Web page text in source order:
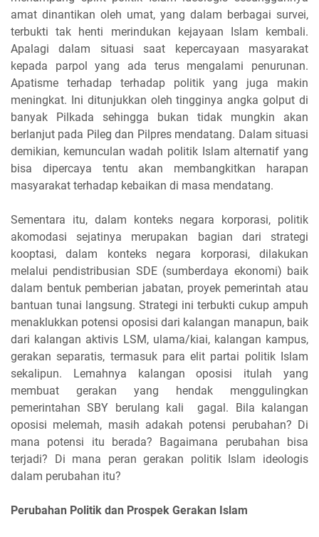
amat dinantikan oleh umat, yang dalam berbagai survei,
terbukti tak henti merindukan kejayaan Islam kembali.
Apalagi dalam situasi saat kepercayaan masyarakat
kepada parpol yang ada terus mengalami penurunan.
Apatisme terhadap terhadap politik yang juga makin
meningkat. Ini ditunjukkan oleh tingginya angka golput di
banyak Pilkada sehingga bukan tidak mungkin akan
berlanjut pada Pileg dan Pilpres mendatang. Dalam situasi
demikian, kemunculan wadah politik Islam alternatif yang
bisa dipercaya tentu akan membangkitkan harapan
masyarakat terhadap kebaikan di masa mendatang.
Sementara itu, dalam konteks negara korporasi, politik
akomodasi sejatinya merupakan bagian dari strategi
kooptasi, dalam konteks negara korporasi, dilakukan
melalui pendistribusian SDE (sumberdaya ekonomi) baik
dalam bentuk pemberian jabatan, proyek pemerintah atau
bantuan tunai langsung. Strategi ini terbukti cukup ampuh
menaklukkan potensi oposisi dari kalangan manapun, baik
dari kalangan aktivis LSM, ulama/kiai, kalangan kampus,
gerakan separatis, termasuk para elit partai politik Islam
sekalipun. Lemahnya kalangan oposisi itulah yang
membuat gerakan yang hendak menggulingkan
pemerintahan SBY berulang kali gagal. Bila kalangan
oposisi melemah, masih adakah potensi perubahan? Di
mana potensi itu berada? Bagaimana perubahan bisa
terjadi? Di mana peran gerakan politik Islam ideologis
dalam perubahan itu?
Perubahan Politik dan Prospek Gerakan Islam